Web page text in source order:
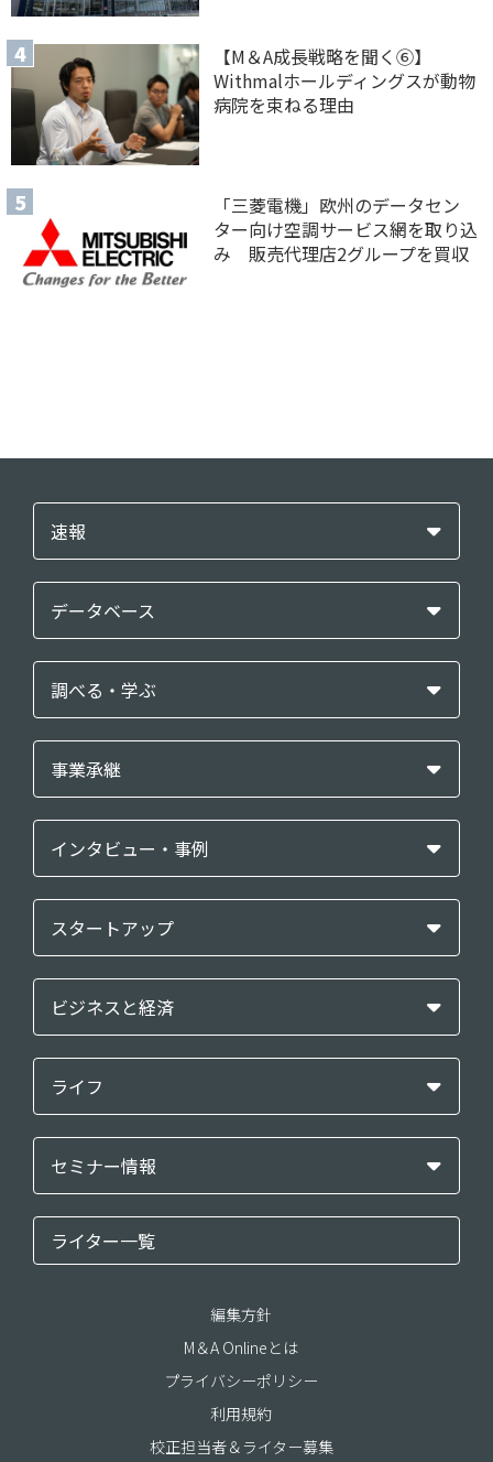
【M＆A 成長戦略を聞く⑥】
Withmalホールディングスが動物
病院を束ねる理由
「三菱電機」欧州のデータセン
ター向け空調サービス網を取り込
み 販売代理店2グループを買収
速報
データベース
調べる・学ぶ
事業承継
インタビュー・事例
スタートアップ
ビジネスと経済
ライフ
セミナー情報
ライター一覧
編集方針
M＆A Onlineとは
プライバシーポリシー
利用規約
校正担当者＆ライター募集